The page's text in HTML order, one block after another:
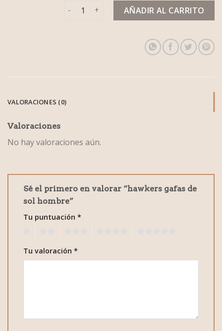
hawkers gafas de sol hombre cantidad
AÑADIR AL CARRITO
VALORACIONES (0)
Valoraciones
No hay valoraciones aún.
Sé el primero en valorar “hawkers gafas de
sol hombre”
Tu puntuación *
Tu valoración *